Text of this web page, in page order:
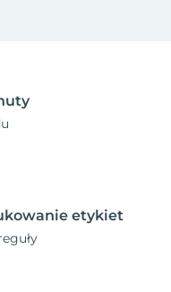
etykiet